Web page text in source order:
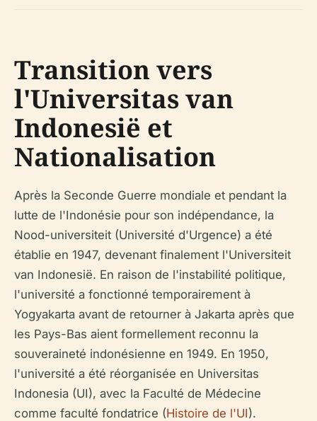
Transition vers
l'Universitas van
Indonesië et
Nationalisation
Après la Seconde Guerre mondiale et pendant la
lutte de l'Indonésie pour son indépendance, la
Nood-universiteit (Université d'Urgence) a été
établie en 1947, devenant finalement l'Universiteit
van Indonesië. En raison de l'instabilité politique,
l'université a fonctionné temporairement à
Yogyakarta avant de retourner à Jakarta après que
les Pays-Bas aient formellement reconnu la
souveraineté indonésienne en 1949. En 1950,
l'université a été réorganisée en Universitas
Indonesia (UI), avec la Faculté de Médecine
comme faculté fondatrice (Histoire de l'UI).